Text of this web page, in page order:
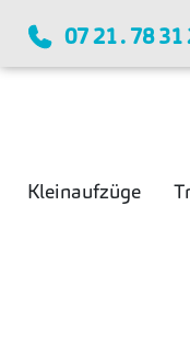
07 21 . 78 31
Kleinaufzüge